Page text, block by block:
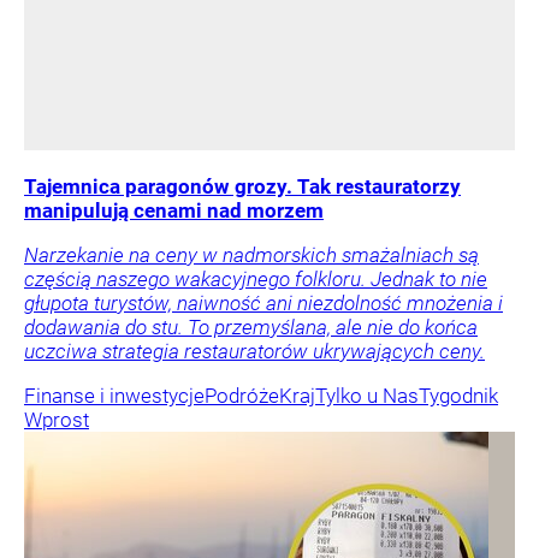
Tajemnica paragonów grozy. Tak restauratorzy
manipulują cenami nad morzem
Narzekanie na ceny w nadmorskich smażalniach są
częścią naszego wakacyjnego folkloru. Jednak to nie
głupota turystów, naiwność ani niezdolność mnożenia i
dodawania do stu. To przemyślana, ale nie do końca
uczciwa strategia restauratorów ukrywających ceny.
Finanse i inwestycjePodróżeKrajTylko u NasTygodnik
Wprost